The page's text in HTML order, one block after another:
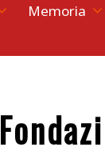
Memoria